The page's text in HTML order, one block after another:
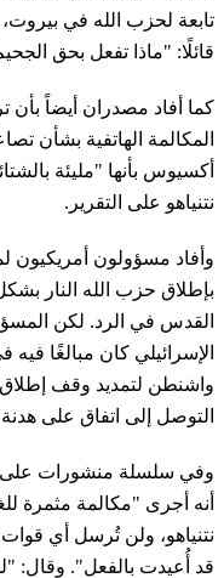
تابعة لحزب الله في
قائلًا: "ماذا تفعل بحق
كما أفاد مصدران أيضاً بأن
المكالمة الهاتفية بشأن
أكسيوس بأنها "مليئة
نتنياهو على التقرير.
وأفاد مسؤولون
بإطلاق حزب الله النار
القدس في الرد. لكن
الإسرائيلي كان مبالغًا
واشنطن لتمديد وقف إطلاق
التوصل إلى اتفاق على
وفي سلسلة منشورات
أنه أجرى "مكالمة مثمرة
نتنياهو، ولن تُرسل أي
قد أُعيدت بالفعل". وقال: